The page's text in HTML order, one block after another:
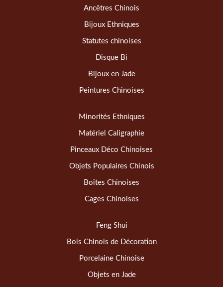
Ancêtres Chinois
Bijoux Ethniques
Statutes chinoises
Disque Bi
Bijoux en Jade
Peintures Chinoises
Minorités Ethniques
Matériel Caligraphie
Pinceaux Déco Chinoises
Objets Populaires Chinois
Boîtes Chinoises
Cages Chinoises
Feng Shui
Bois Chinois de Décoration
Porcelaine Chinoise
Objets en Jade